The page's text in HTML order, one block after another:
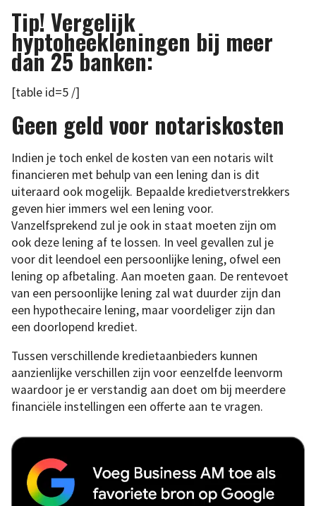
Tip! Vergelijk
hyptoheekleningen bij meer
dan 25 banken:
[table id=5 /]
Geen geld voor notariskosten
Indien je toch enkel de kosten van een notaris wilt
financieren met behulp van een lening dan is dit
uiteraard ook mogelijk. Bepaalde kredietverstrekkers
geven hier immers wel een lening voor.
Vanzelfsprekend zul je ook in staat moeten zijn om
ook deze lening af te lossen. In veel gevallen zul je
voor dit leendoel een persoonlijke lening, ofwel een
lening op afbetaling. Aan moeten gaan. De rentevoet
van een persoonlijke lening zal wat duurder zijn dan
een hypothecaire lening, maar voordeliger zijn dan
een doorlopend krediet.
Tussen verschillende kredietaanbieders kunnen
aanzienlijke verschillen zijn voor eenzelfde leenvorm
waardoor je er verstandig aan doet om bij meerdere
financiële instellingen een offerte aan te vragen.